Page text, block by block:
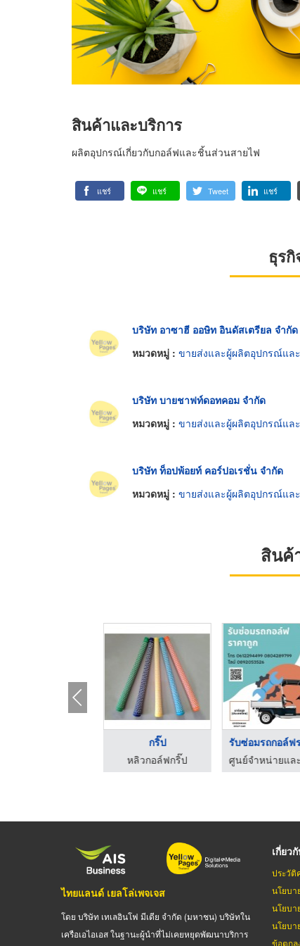
สินค้าและบริการ
ผลิตอุปกรณ์เกี่ยวกับกอล์ฟและชิ้นส่วนสายไฟ
แชร์ แชร์ Tweet แชร์
ธุร
บริษัท อาซาฮี ออษิท อินดัสเตรียล จำกัด
หมวดหมู่ : ขายส่งและผู้ผลิตอุปกรณ์และเครื่องใช้
บริษัท บายชาฟท์ดอทคอม จำกัด
หมวดหมู่ : ขายส่งและผู้ผลิตอุปกรณ์และเครื่องใช้
บริษัท ท็อปพ้อยท์ คอร์ปอเรชั่น จำกัด
หมวดหมู่ : ขายส่งและผู้ผลิตอุปกรณ์และเครื่องใช้
สินค้
กริ๊ป
หลิวกอล์ฟกริ๊ป
ไทยแลนด์ เยลโล่เพจเจส
โดย บริษัท เทเลอินโฟ มีเดีย จำกัด (มหาชน) บริษัทใน
เครือเอไอเอส ในฐานะผู้นำที่ไม่เคยหยุดพัฒนาบริการ
เกี่ยว
ประวัติ
นโยบา
นโยบา
นโยบา
ข้อตกล